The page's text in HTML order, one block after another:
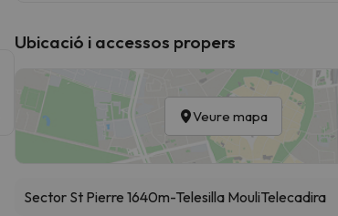
Ubicació i accessos propers
Veure mapa
Sector St Pierre 1640m-Telesilla MouliTelecadira